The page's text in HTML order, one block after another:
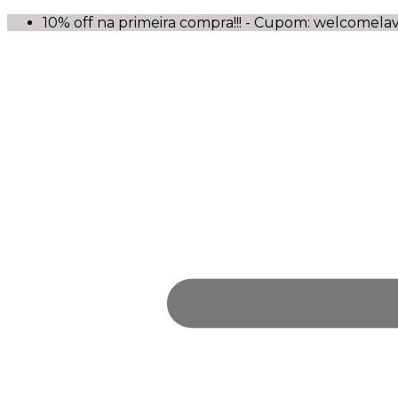
10% off na primeira compra!!! - Cupom: